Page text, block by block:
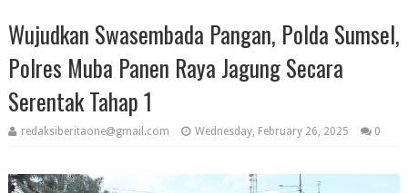
Wujudkan Swasembada Pangan, Polda Sumsel,
Polres Muba Panen Raya Jagung Secara
Serentak Tahap 1
redaksiberitaone@gmail.com Wednesday, February 26, 2025 0